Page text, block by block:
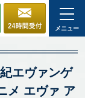
メニュー
エヴァンゲ
メ エヴァ ア